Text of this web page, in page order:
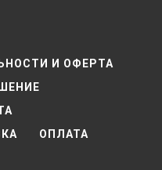
И ОФЕРТА
ОПЛАТА